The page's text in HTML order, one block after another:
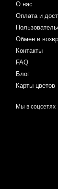
О нас
Оплата и
Обмен и
Контакты
FAQ
Блог
Карты цветов
Мы в соцсетях